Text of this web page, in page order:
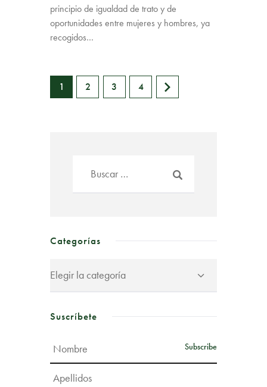
principio de igualdad de trato y de
oportunidades entre mujeres y hombres, ya
recogidos…
1 2 3 4
Categorías
Suscríbete